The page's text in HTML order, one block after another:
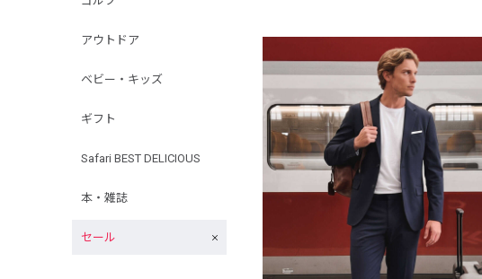
アウトドア
ベビー・キッズ
ギフト
Safari BEST DELICIOUS
本・雑誌
セール